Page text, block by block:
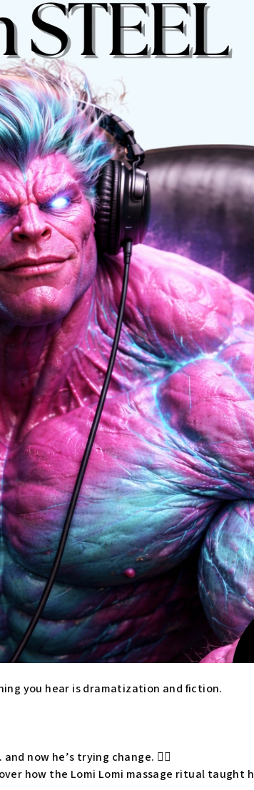
you hear is dramatization and fiction.
now he’s trying change. 💆‍♂️
how the Lomi Lomi massage ritual taught